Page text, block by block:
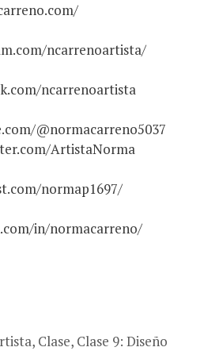
ncarrenoartista/
ncarrenoartista
@normacarreno5037
ArtistaNorma
normap1697/
in/normacarreno/
, Clase, Clase 9: Diseño